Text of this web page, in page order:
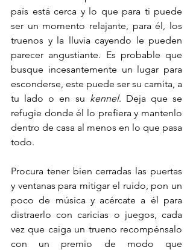
país está cerca y lo que para ti puede
ser un momento relajante, para él, los
truenos y la lluvia cayendo le pueden
parecer angustiante. Es probable que
busque incesantemente un lugar para
esconderse, este puede ser su camita, a
tu lado o en su kennel. Deja que se
refugie donde él lo prefiera y mantenlo
dentro de casa al menos en lo que pasa
todo.
Procura tener bien cerradas las puertas
y ventanas para mitigar el ruido, pon un
poco de música y acércate a él para
distraerlo con caricias o juegos, cada
vez que caiga un trueno recompénsalo
con un premio de modo que